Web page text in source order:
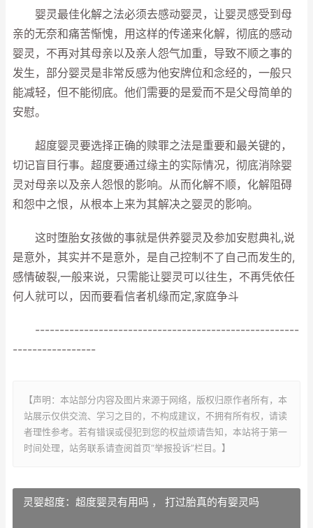
婴灵最佳化解之法必须去感动婴灵，让婴灵感受到母
亲的无奈和痛苦惭愧，用这样的传递来化解，彻底的感动
婴灵，不再对其母亲以及亲人怨气加重，导致不顺之事的
发生，部分婴灵是非常反感为他安牌位和念经的，一般只
能减轻，但不能彻底。他们需要的是爱而不是父母简单的
安慰。
超度婴灵要选择正确的赎罪之法是重要和最关键的，
切记盲目行事。超度要通过缘主的实际情况，彻底消除婴
灵对母亲以及亲人怨恨的影响。从而化解不顺，化解阻碍
和怨中之恨，从根本上来为其解决之婴灵的影响。
这时堕胎女孩做的事就是供养婴灵及参加安慰典礼,说
是意外，其实并不是意外，是自己控制不了自己而发生的,
感情破裂,一般来说，只需能让婴灵可以往生，不再凭依任
何人就可以，因而要看信者机缘而定,家庭争斗
------------------------------------------------------
-----------------
【声明：本站部分内容及图片来源于网络，版权归原作者所有，本
站展示仅供交流、学习之目的，不构成建议，不拥有所有权，请读
者理性参考。若有错误或侵犯到您的权益烦请告知，本站将于第一
时间处理，站务联系请查阅首页“举报投诉”栏目。】
灵婴超度：超度婴灵有用吗 ， 打过胎真的有婴灵吗